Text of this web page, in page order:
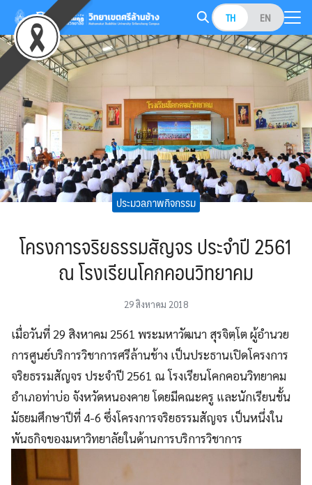
Skip
content
TH EN
Search
for:
ประมวลภาพกิจกรรม
โครงการจริยธรรมสัญจร ประจำปี 2561
ณ โรงเรียนโคกคอนวิทยาคม
29 สิงหาคม 2018
เมื่อวันที่ 29 สิงหาคม 2561 พระมหาวัฒนา สุรจิตฺโต ผู้อำนวย
การศูนย์บริการวิชาการศรีล้านช้าง เป็นประธานเปิดโครงการ
จริยธรรมสัญจร ประจำปี 2561 ณ โรงเรียนโคกคอนวิทยาคม
อำเภอท่าบ่อ จังหวัดหนองคาย โดยมีคณะครู และนักเรียนชั้น
มัธยมศึกษาปีที่ 4-6 ซึ่งโครงการจริยธรรมสัญจร เป็นหนึ่งใน
พันธกิจของมหาวิทยาลัยในด้านการบริการวิชาการ